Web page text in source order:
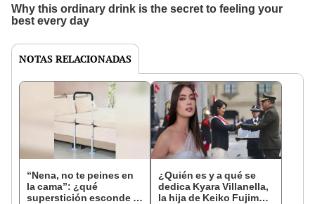
NOTAS RELACIONADAS
“Nena, no te peines en
la cama”: ¿qué
superstición esconde la
¿Quién es y a qué se
dedica Kyara Villanella,
la hija de Keiko Fujimori